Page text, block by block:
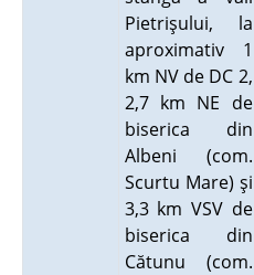
Pietrişului, la
aproximativ 1
km NV de DC 2,
2,7 km NE de
biserica din
Albeni (com.
Scurtu Mare) şi
3,3 km VSV de
biserica din
Cătunu (com.